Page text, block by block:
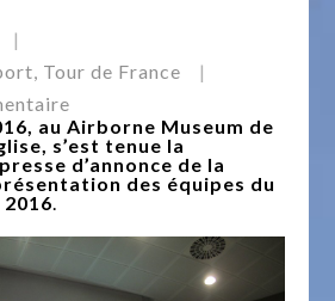
|
, Tour de France
|
au Airborne Museum de
s’est tenue la
d’annonce de la
des équipes du
2016.